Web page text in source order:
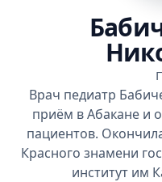
Врач педиатр
приём в Абакане и
пациентов.
Красного знамени
институт им